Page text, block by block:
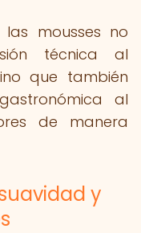
mousses no
técnica al
que también
al
de manera
y